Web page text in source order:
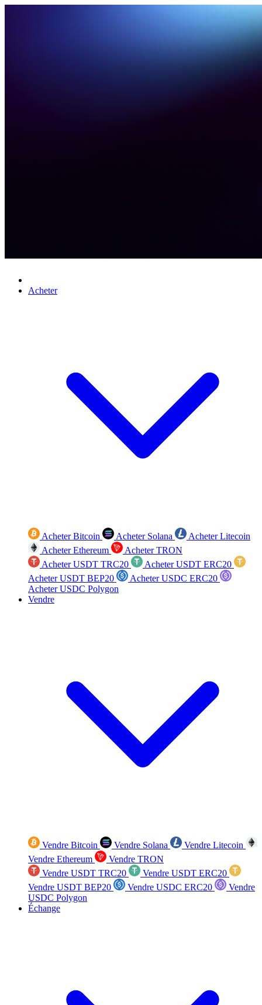
Acheter
Acheter Bitcoin Acheter Solana
Acheter Litecoin
Acheter Ethereum
Acheter TRON
Acheter USDT TRC20
Acheter USDT ERC20
Acheter USDT BEP20
Acheter USDC ERC20
Acheter USDC Polygon
Vendre
Vendre Bitcoin Vendre Solana
Vendre Litecoin
Vendre Ethereum
Vendre TRON
Vendre USDT TRC20
Vendre USDT ERC20
Vendre USDT BEP20
Vendre USDC ERC20
Vendre
USDC Polygon
Échange